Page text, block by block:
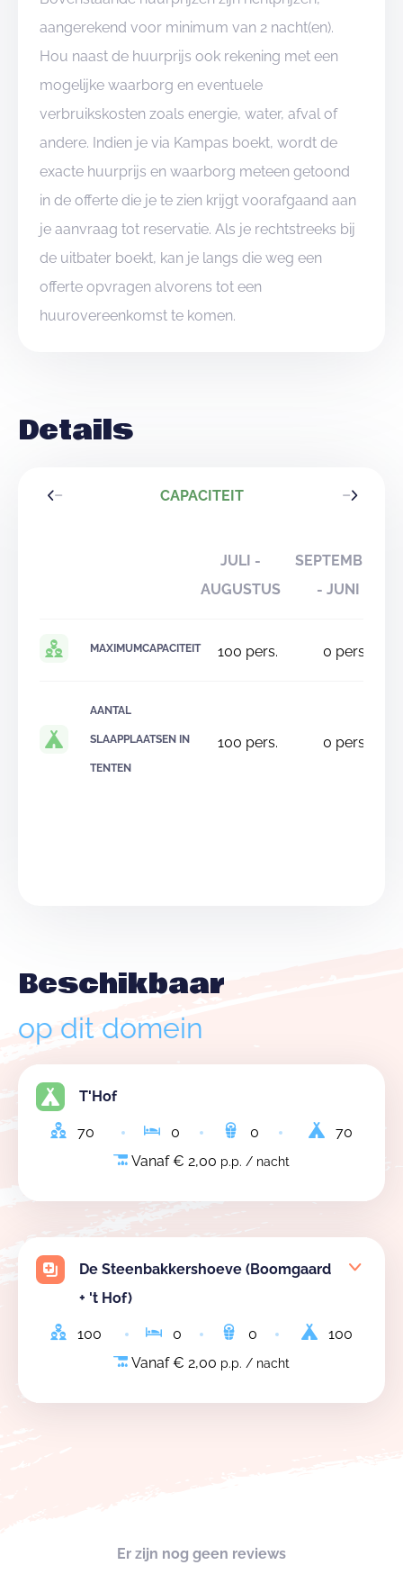
aangerekend voor minimum van 2 nacht(en).
Hou naast de huurprijs ook rekening met een
mogelijke waarborg en eventuele
verbruikskosten zoals energie, water, afval of
andere. Indien je via Kampas boekt, wordt de
exacte huurprijs en waarborg meteen getoond
in de offerte die je te zien krijgt voorafgaand aan
je aanvraag tot reservatie. Als je rechtstreeks bij
de uitbater boekt, kan je langs die weg een
offerte opvragen alvorens tot een
huurovereenkomst te komen.
Details
CAPACITEIT
JULI -
AUGUSTUS
SEPTEMBER
- JUNI
MAXIMUMCAPACITEIT 100 pers. 0 pers.
AANTAL
SLAAPPLAATSEN IN
TENTEN
100 pers. 0 pers.
Beschikbaar
op dit domein
T'Hof
70 0 0
70
Vanaf € 2,00 p.p. / nacht
De Steenbakkershoeve (Boomgaard
+ 't Hof)
100 0 0
100
Vanaf € 2,00 p.p. / nacht
Er zijn nog geen reviews